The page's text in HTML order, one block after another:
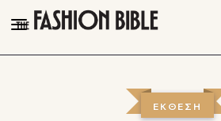
THE FASHION BIBLE
ΕΚΘΕΣΗ